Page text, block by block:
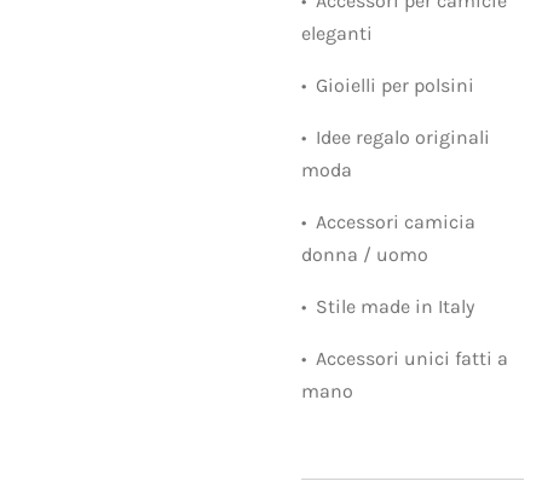
eleganti
•⁠ ⁠Gioielli per polsini
•⁠ ⁠Idee regalo originali
moda
•⁠ ⁠Accessori camicia
donna / uomo
•⁠ ⁠Stile made in Italy
•⁠ ⁠Accessori unici fatti a
mano